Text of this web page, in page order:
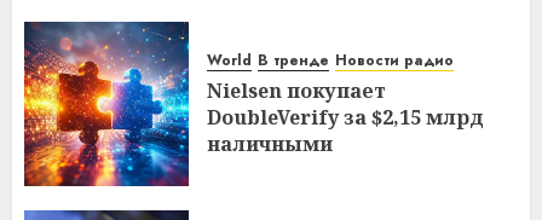
World В тренде Новости радио
Nielsen покупает
DoubleVerify за $2,15 млрд
наличными